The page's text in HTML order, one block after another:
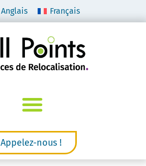
Anglais Français
Appelez-nous !